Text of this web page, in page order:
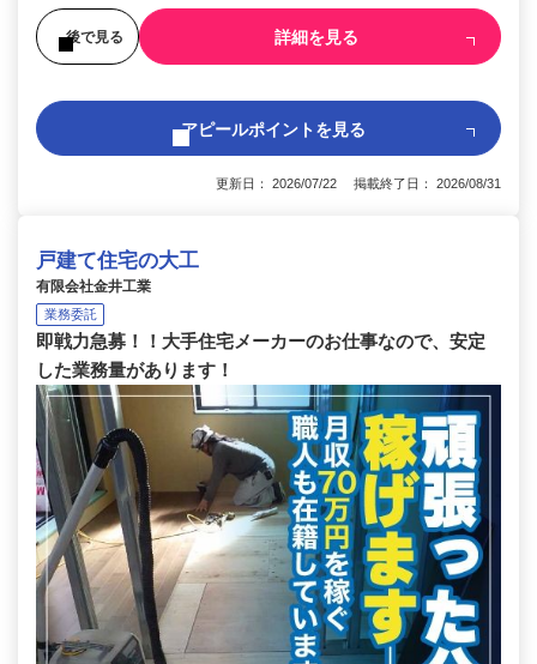
後で見る 詳細を見る
アピールポイントを見る
更新日： 2026/07/22 掲載終了日： 2026/08/31
戸建て住宅の大工
有限会社金井工業
業務委託
即戦力急募！！大手住宅メーカーのお仕事なので、安定
した業務量があります！